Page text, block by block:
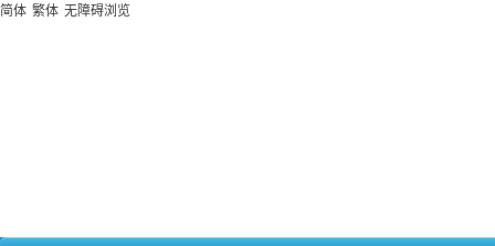
简体 繁体 无障碍浏览